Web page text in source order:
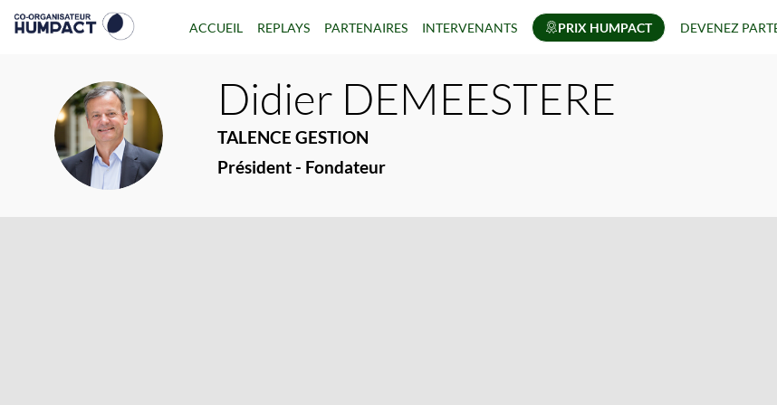
ACCUEIL REPLAYS PARTENAIRES INTERVENANTS PRIX HUMPACT DEVENEZ
DD
Didier DEMEESTERE
TALENCE GESTION
Président - Fondateur